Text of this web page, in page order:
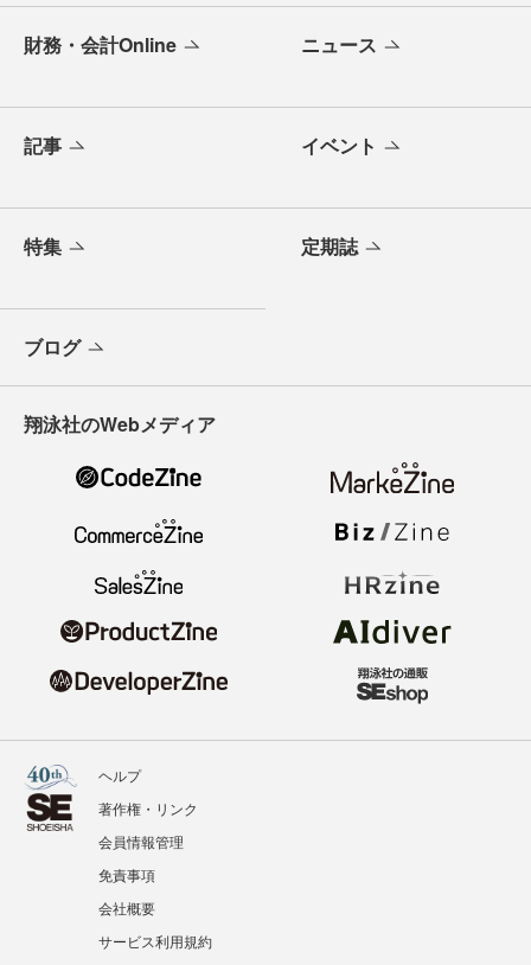
財務・会計Online ニュース
記事 イベント
特集 定期誌
ブログ
翔泳社のWebメディア
ヘルプ
著作権・リンク
会員情報管理
免責事項
会社概要
サービス利用規約